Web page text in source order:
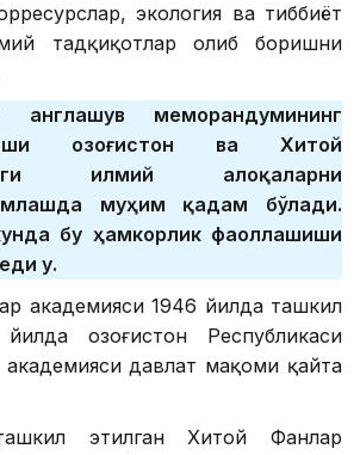
экология ва тиббиёт
тадқиқотлар олиб боришни
меморандумининг
Қозоғистон ва Хитой
илмий алоқаларни
муҳим қадам бўлади.
бу ҳамкорлик фаоллашиши
у.
академияси 1946 йилда ташкил
Қозоғистон Республикаси
давлат мақоми қайта
этилган Хитой Фанлар